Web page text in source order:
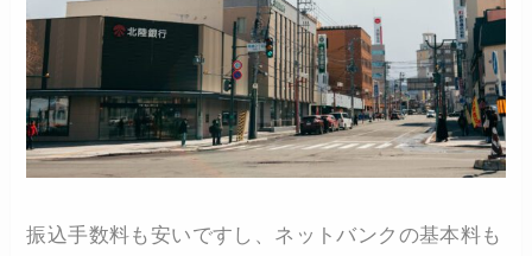
振込手数料も安いですし、ネットバンクの基本料も